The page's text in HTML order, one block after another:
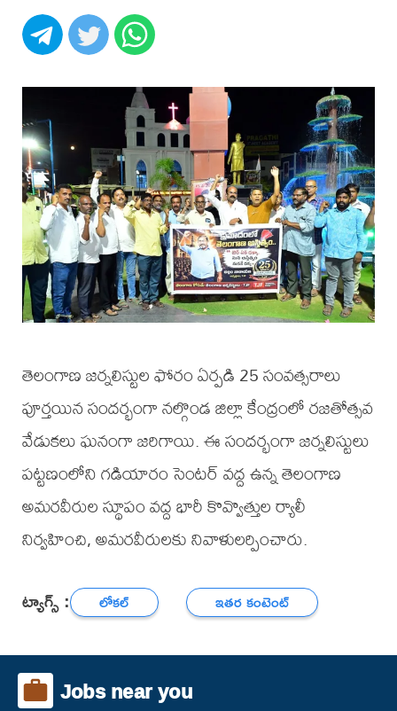
తెలంగాణ జర్నలిస్టుల ఫోరం ఏర్పడి 25 సంవత్సరాలు
పూర్తయిన సందర్భంగా నల్గొండ జిల్లా కేంద్రంలో రజతోత్సవ
వేడుకలు ఘనంగా జరిగాయి. ఈ సందర్భంగా జర్నలిస్టులు
పట్టణంలోని గడియారం సెంటర్ వద్ద ఉన్న తెలంగాణ
అమరవీరుల స్థూపం వద్ద భారీ కొవ్వొత్తుల ర్యాలీ
నిర్వహించి, అమరవీరులకు నివాళులర్పించారు.
ట్యాగ్స్ : లోకల్ ఇతర కంటెంట్
Jobs near you